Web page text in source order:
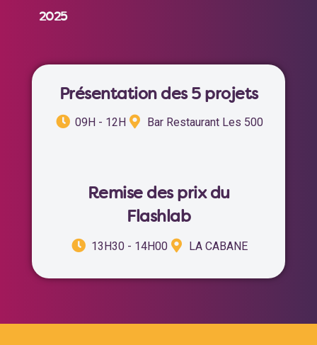
2025
Présentation des 5 projets
09H - 12H Bar Restaurant Les 500
Remise des prix du
Flashlab
13H30 - 14H00 LA CABANE